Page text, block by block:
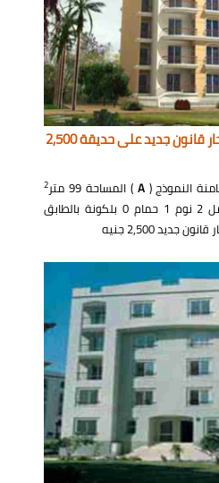
للإيجار قانون جديد على حديقة 2,500
النموذج (A ) المساحة 99 متر 2
قبلي تطل على حديقة تشمل 2 نوم 1 حمام 0 بلكونة بالطابق
2,500 جنيه